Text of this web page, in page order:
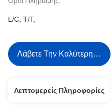
L/C, T/T,
Λάβετε Την Καλύτερη Τιμή
Λεπτομερείς Πληροφορίες